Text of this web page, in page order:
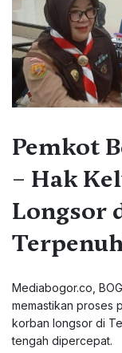
Pemkot
– Hak
Longsor
Mediabogor.co,
memastikan proses
korban longsor di
tengah dipercepat.